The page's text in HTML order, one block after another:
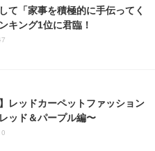
て「家事を積極的に手伝ってく
キング1位に君臨！
レッドカーペットファッション
ッド＆パープル編〜